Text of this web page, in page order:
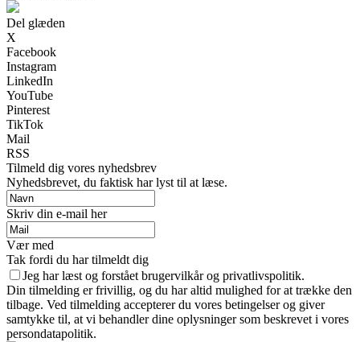
Del glæden
X
Facebook
Instagram
LinkedIn
YouTube
Pinterest
TikTok
Mail
RSS
Tilmeld dig vores nyhedsbrev
Nyhedsbrevet, du faktisk har lyst til at læse.
Skriv din e-mail her
Vær med
Tak fordi du har tilmeldt dig
Jeg har læst og forstået brugervilkår og privatlivspolitik.
Din tilmelding er frivillig, og du har altid mulighed for at trække den
tilbage. Ved tilmelding accepterer du vores betingelser og giver
samtykke til, at vi behandler dine oplysninger som beskrevet i vores
persondatapolitik.